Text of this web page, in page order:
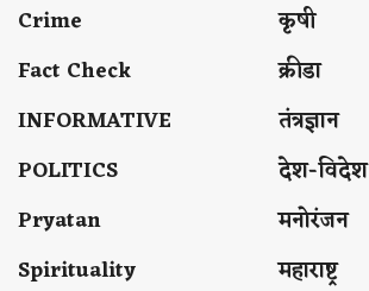
Crime
Fact Check
INFORMATIVE
POLITICS
Pryatan
Spirituality
कृषी
क्रीडा
तंत्रज्ञान
देश-विदेश
मनोरंजन
महाराष्ट्र